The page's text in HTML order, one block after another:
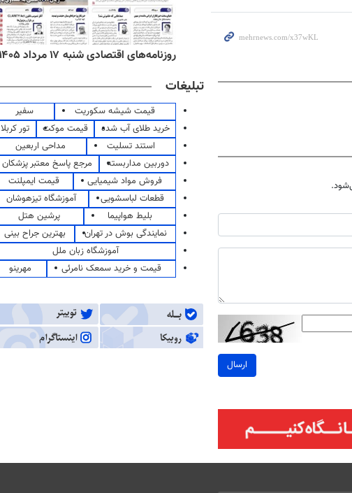
ارسال
روزنامه‌های اقتصادی شنبه ۱۷ مرداد ۱۴۰۵
تبلیغات
قیمت شیشه سکوریت
سفیر
خرید طلای آب شده
قیمت موکت
تور کربلا
استند تسلیت
مداحی اربعین
دوربین مداربسته
مرجع پاسخ معتبر پزشکان
فروش مواد شیمیایی
قیمت ایمپلنت
قطعات لباسشویی
آموزشگاه تیزهوشان
بلیط هواپیما
پرشین هتل
نمایندگی بوش در تهران
بهترین جراح بینی
آموزشگاه زبان ملل
قیمت و خرید سمعک نامرئی
مهرینو